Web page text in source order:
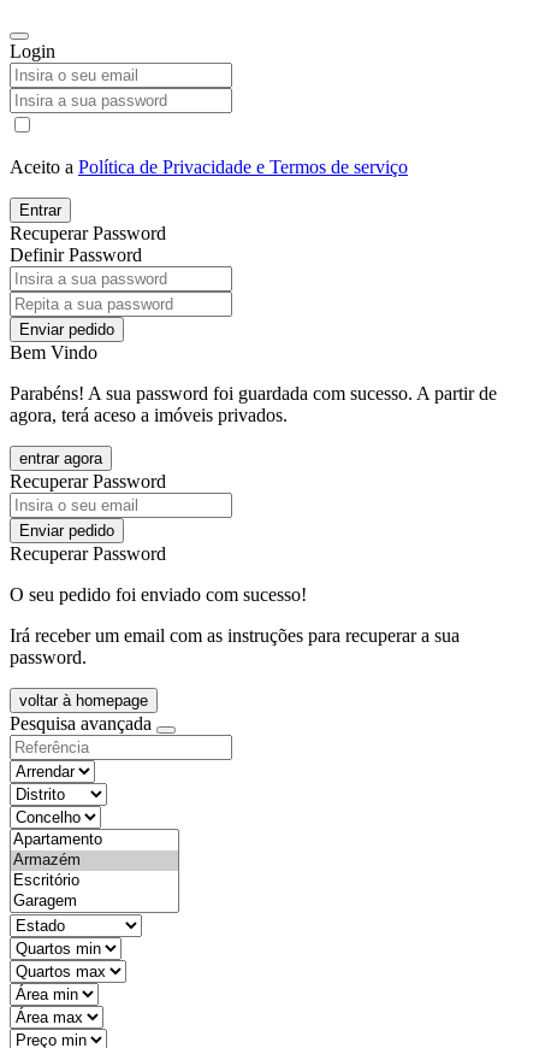
Login
Aceito a Política de Privacidade e Termos de serviço
Entrar
Recuperar Password
Definir Password
Enviar pedido
Bem Vindo
Parabéns! A sua password foi guardada com sucesso. A partir de
agora, terá aceso a imóveis privados.
entrar agora
Recuperar Password
Enviar pedido
Recuperar Password
O seu pedido foi enviado com sucesso!
Irá receber um email com as instruções para recuperar a sua
password.
voltar à homepage
Pesquisa avançada
objective
districtId
countyId
types
state
mintypo
maxtypo
minarea
maxarea
minprice